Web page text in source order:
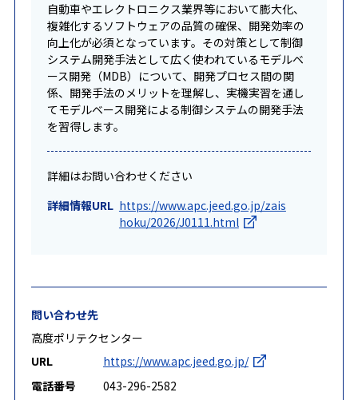
自動車やエレクトロニクス業界等において膨大化、
複雑化するソフトウェアの品質の確保、開発効率の
向上化が必須となっています。その対策として制御
システム開発手法として広く使われているモデルベ
ース開発（MDB）について、開発プロセス間の関
係、開発手法のメリットを理解し、実機実習を通し
てモデルベース開発による制御システムの開発手法
を習得します。
詳細はお問い合わせください
詳細情報URL https://www.apc.jeed.go.jp/zais
hoku/2026/J0111.html
問い合わせ先
高度ポリテクセンター
URL
https://www.apc.jeed.go.jp/
電話番号
043-296-2582